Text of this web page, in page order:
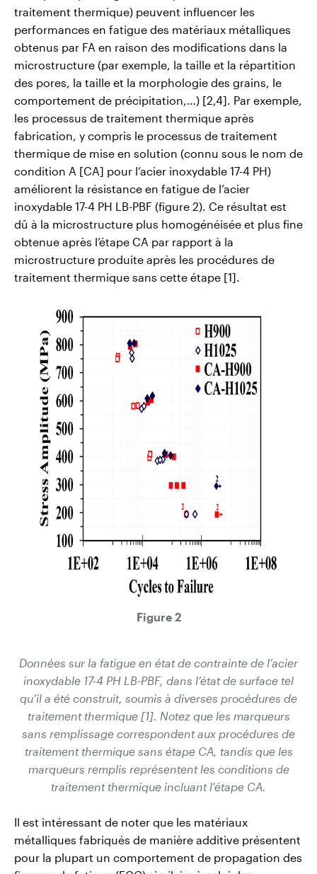
traitement thermique) peuvent influencer les
performances en fatigue des matériaux métalliques
obtenus par FA en raison des modifications dans la
microstructure (par exemple, la taille et la répartition
des pores, la taille et la morphologie des grains, le
comportement de précipitation,…) [2,4]. Par exemple,
les processus de traitement thermique après
fabrication, y compris le processus de traitement
thermique de mise en solution (connu sous le nom de
condition A [CA] pour l’acier inoxydable 17-4 PH)
améliorent la résistance en fatigue de l’acier
inoxydable 17-4 PH LB-PBF (figure 2). Ce résultat est
dû à la microstructure plus homogénéisée et plus fine
obtenue après l’étape CA par rapport à la
microstructure produite après les procédures de
traitement thermique sans cette étape [1].
Figure 2
Données sur la fatigue en état de contrainte de l’acier
inoxydable 17-4 PH LB-PBF, dans l’état de surface tel
qu’il a été construit, soumis à diverses procédures de
traitement thermique [1]. Notez que les marqueurs
sans remplissage correspondent aux procédures de
traitement thermique sans étape CA, tandis que les
marqueurs remplis représentent les conditions de
traitement thermique incluant l’étape CA.
Il est intéressant de noter que les matériaux
métalliques fabriqués de manière additive présentent
pour la plupart un comportement de propagation des